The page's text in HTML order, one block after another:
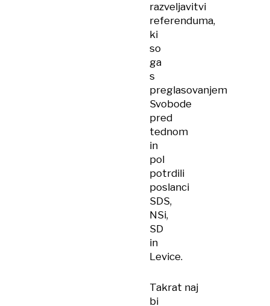
razveljavitvi
referenduma,
ki
so
ga
s
preglasovanjem
Svobode
pred
tednom
in
pol
potrdili
poslanci
SDS,
NSi,
SD
in
Levice.
Takrat naj
bi